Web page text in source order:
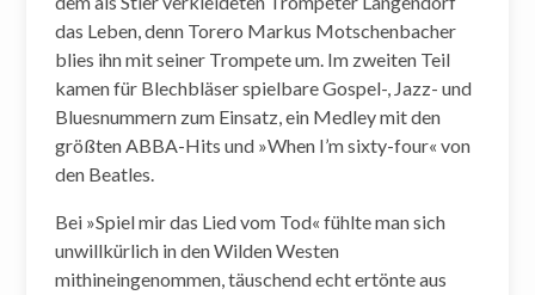
das Leben, denn Torero Markus Motschenbacher
blies ihn mit seiner Trompete um. Im zweiten Teil
kamen für Blechbläser spielbare Gospel-, Jazz- und
Bluesnummern zum Einsatz, ein Medley mit den
größten ABBA-Hits und »When I’m sixty-four« von
den Beatles.
Bei »Spiel mir das Lied vom Tod« fühlte man sich
unwillkürlich in den Wilden Westen
mithineingenommen, täuschend echt ertönte aus